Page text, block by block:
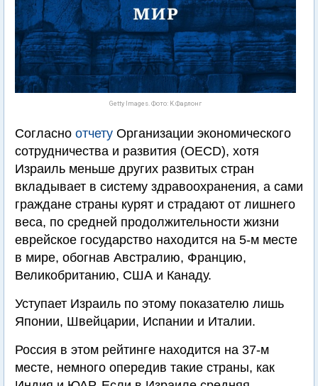
Getty Images. Фото: К.Фарлонг
Согласно отчету Организации экономического
сотрудничества и развития (OECD), хотя
Израиль меньше других развитых стран
вкладывает в систему здравоохранения, а сами
граждане страны курят и страдают от лишнего
веса, по средней продолжительности жизни
еврейское государство находится на 5-м месте
в мире, обогнав Австралию, Францию,
Великобританию, США и Канаду.
Уступает Израиль по этому показателю лишь
Японии, Швейцарии, Испании и Италии.
Россия в этом рейтинге находится на 37-м
месте, немного опередив такие страны, как